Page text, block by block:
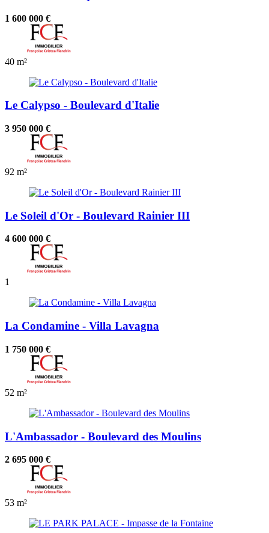
1 600 000 €
40 m²
Le Calypso - Boulevard d'Italie
3 950 000 €
92 m²
Le Soleil d'Or - Boulevard Rainier III
4 600 000 €
1
La Condamine - Villa Lavagna
1 750 000 €
52 m²
L'Ambassador - Boulevard des Moulins
2 695 000 €
53 m²